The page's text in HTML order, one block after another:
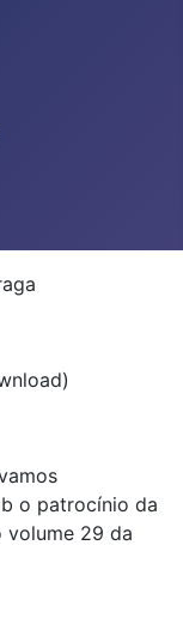
o patrocínio da
volume 29 da